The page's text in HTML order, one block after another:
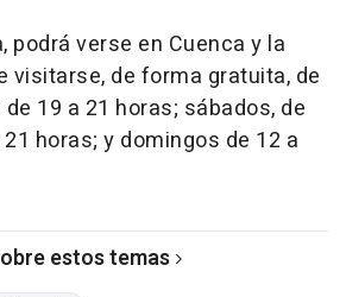
podrá verse en Cuenca y la
visitarse, de forma gratuita, de
19 a 21 horas; sábados, de
horas; y domingos de 12 a
estos temas